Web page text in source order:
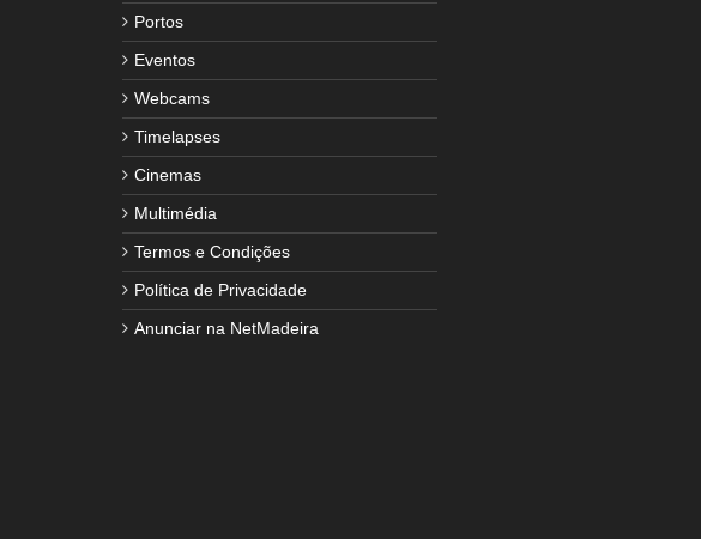
Portos
Eventos
Webcams
Timelapses
Cinemas
Multimédia
Termos e Condições
Política de Privacidade
Anunciar na NetMadeira